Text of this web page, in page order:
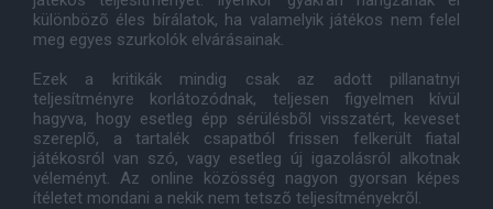
különbözõ éles bírálatok, ha valamelyik játékos nem felel
meg egyes szurkolók elvárásainak.
Ezek a kritikák mindig csak az adott pillanatnyi
teljesítményre korlátozódnak, teljesen figyelmen kívül
hagyva, hogy esetleg épp sérülésbõl visszatért, keveset
szereplõ, a tartalék csapatból frissen felkerült fiatal
játékosról van szó, vagy esetleg új igazolásról alkotnak
véleményt. Az online közösség nagyon gyorsan képes
ítéletet mondani a nekik nem tetszõ teljesítményekrõl.